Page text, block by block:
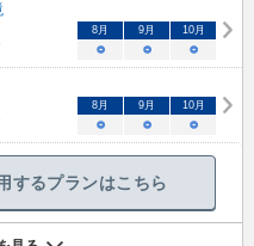
8 月 9 月 10月
○ ○ ○
8 月 9 月 10月
○ ○ ○
するプランはこちら